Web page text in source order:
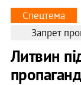
Спецтема
Запрет
Литвин